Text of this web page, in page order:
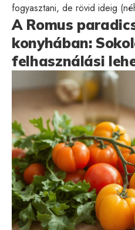
fogyasztani, de rövid ideig
A Romus
konyhában:
felhasználási